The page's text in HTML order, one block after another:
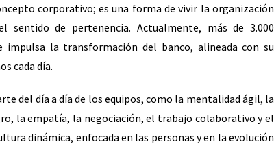
corporativo; es una forma de vivir la organización
de pertenencia. Actualmente, más de 3.000
la transformación del banco, alineada con su
cada día.
del día a día de los equipos, como la mentalidad ágil, la
la empatía, la negociación, el trabajo colaborativo y el
dinámica, enfocada en las personas y en la evolución